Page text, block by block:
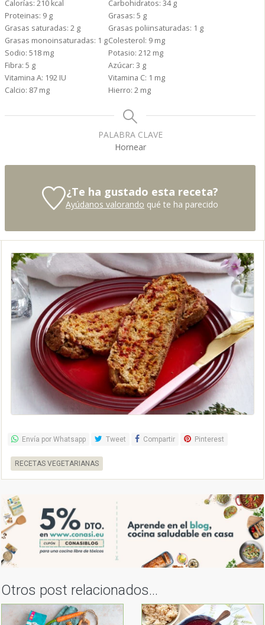
Calorías: 210 kcal Carbohidratos: 34 g
Proteinas: 9 g Grasas: 5 g
Grasas saturadas: 2 g Grasas poliinsaturadas: 1 g
Grasas monoinsaturadas: 1 gColesterol: 9 mg
Sodio: 518 mg Potasio: 212 mg
Fibra: 5 g Azúcar: 3 g
Vitamina A: 192 IU Vitamina C: 1 mg
Calcio: 87 mg Hierro: 2 mg
PALABRA CLAVE
Hornear
¿Te ha gustado esta receta?
Ayúdanos valorando qué te ha parecido
Envía por Whatsapp Tweet Compartir Pinterest
RECETAS VEGETARIANAS
Otros post relacionados...